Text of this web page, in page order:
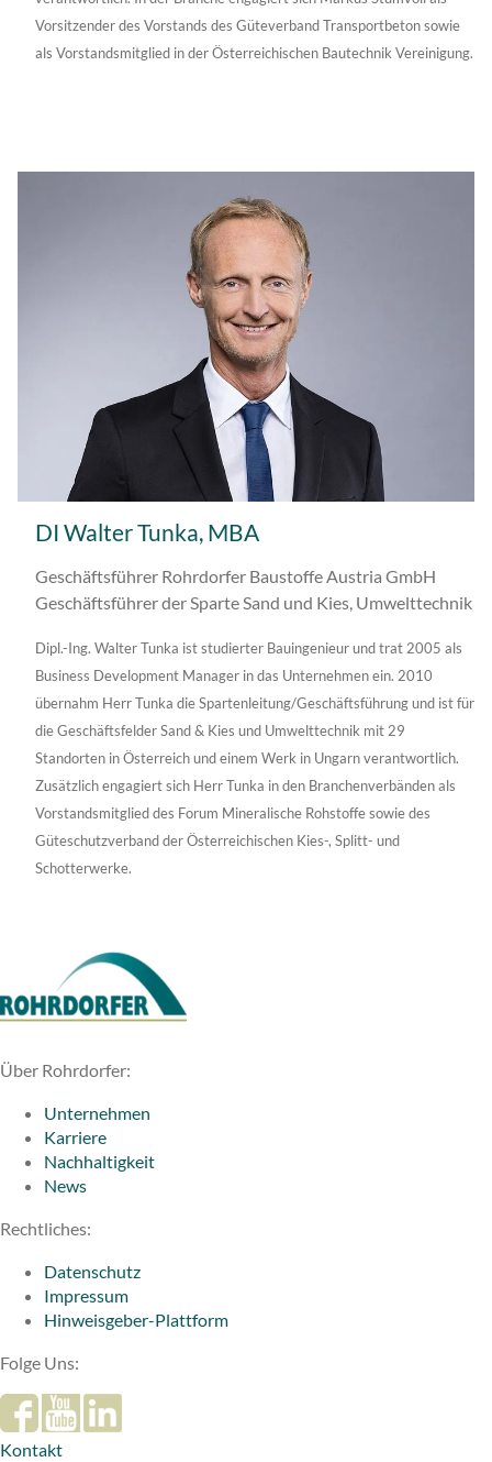
Vorsitzender des Vorstands des Güteverband Transportbeton sowie
als Vorstandsmitglied in der Österreichischen Bautechnik Vereinigung.
DI Walter Tunka, MBA
Geschäftsführer Rohrdorfer Baustoffe Austria GmbH
Geschäftsführer der Sparte Sand und Kies, Umwelttechnik
Dipl.-Ing. Walter Tunka ist studierter Bauingenieur und trat 2005 als
Business Development Manager in das Unternehmen ein. 2010
übernahm Herr Tunka die Spartenleitung/Geschäftsführung und ist für
die Geschäftsfelder Sand & Kies und Umwelttechnik mit 29
Standorten in Österreich und einem Werk in Ungarn verantwortlich.
Zusätzlich engagiert sich Herr Tunka in den Branchenverbänden als
Vorstandsmitglied des Forum Mineralische Rohstoffe sowie des
Güteschutzverband der Österreichischen Kies-, Splitt- und
Schotterwerke.
Über Rohrdorfer:
Unternehmen
Karriere
Nachhaltigkeit
News
Rechtliches:
Datenschutz
Impressum
Hinweisgeber-Plattform
Folge Uns:
Kontakt